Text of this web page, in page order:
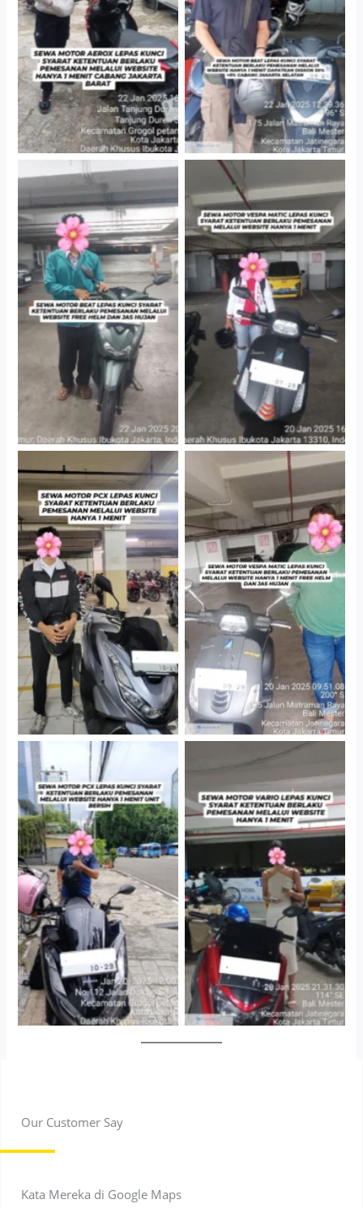
Cabang Jakarta Barat
Gedung Parkir P6A
Cityplaza Jatinegara
Gedung Parkir P6A
Cityplaza Jatinegara
Gedung Parkir P6A
Hotel Kartika Chandra,
Jakarta Selatan
Cityplaza Jatinegara
Gedung Parkir P6A
Antar Jemput Kendaraan
Cityplaza Jatinegara
Gedung Parkir P6A
Our Customer Say
Kata Mereka di Google Maps